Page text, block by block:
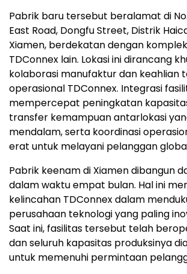
Pabrik baru tersebut beralamat di
East Road, Dongfu Street, Distrik
Xiamen, berdekatan dengan
TDConnex lain. Lokasi ini dirancang
kolaborasi manufaktur dan keahlian
operasional TDConnex. Integrasi
mempercepat peningkatan
transfer kemampuan antarlokasi
mendalam, serta koordinasi
erat untuk melayani pelanggan
Pabrik keenam di Xiamen dibangun
dalam waktu empat bulan. Hal ini
kelincahan TDConnex dalam
perusahaan teknologi yang paling
Saat ini, fasilitas tersebut telah
dan seluruh kapasitas produksinya
untuk memenuhi permintaan